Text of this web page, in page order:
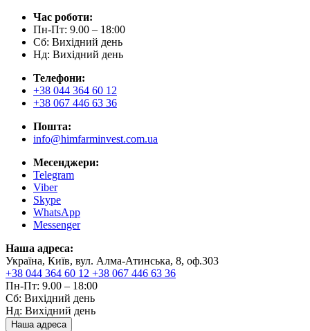
Час роботи:
Пн-Пт: 9.00 – 18:00
Сб: Вихідний день
Нд: Вихідний день
Телефони:
+38 044 364 60 12
+38 067 446 63 36
Пошта:
info@himfarminvest.com.ua
Месенджери:
Telegram
Viber
Skype
WhatsApp
Messenger
Наша адреса:
Україна, Київ, вул. Алма-Атинська, 8, оф.303
+38 044 364 60 12 +38 067 446 63 36
Пн-Пт: 9.00 – 18:00
Сб: Вихідний день
Нд: Вихідний день
Наша адреса